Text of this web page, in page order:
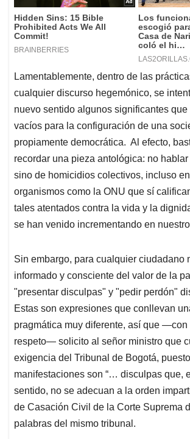
Lamentablemente, dentro de las
cualquier discurso hegemónico, se
nuevo sentido algunos significantes que
vacíos para la configuración de una
propiamente democrática. Al efecto,
recordar una pieza antológica: no
sino de homicidios colectivos, incluso
organismos como la ONU que sí
tales atentados contra la vida y la
se han venido incrementando en
Sin embargo, para cualquier ciudadano
informado y consciente del valor de la
"presentar disculpas" y "pedir perdón"
Estas son expresiones que conllevan
pragmática muy diferente, así que
respeto— solicito al señor ministro que
exigencia del Tribunal de Bogotá,
manifestaciones son “… disculpas que,
sentido, no se adecuan a la orden
de Casación Civil de la Corte Suprema
palabras del mismo tribunal.